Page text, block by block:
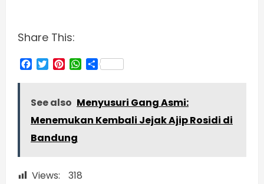
Share This:
Facebook
TwitterPinterestWhatsApp
Share
See also Menyusuri Gang Asmi:
Menemukan Kembali Jejak Ajip Rosidi di
Bandung
Views: 318